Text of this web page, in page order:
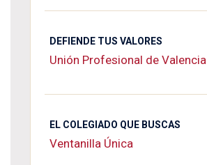
DEFIENDE TUS VALORES
Unión Profesional de Valencia
EL COLEGIADO QUE BUSCAS
Ventanilla Única